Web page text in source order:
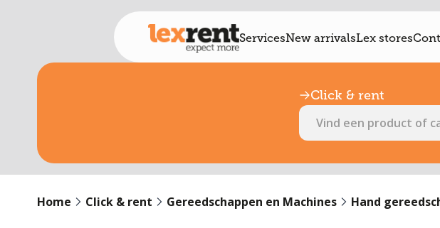
ServicesNew arrivalsLex stores
Click & rent
Home Click & rent Gereedschappen en Machines Hand